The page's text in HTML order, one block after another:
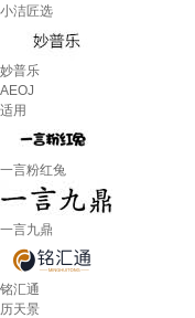
小洁匠选
妙普乐
AEOJ
适用
一言粉红兔
一言九鼎
铭汇通
历天景